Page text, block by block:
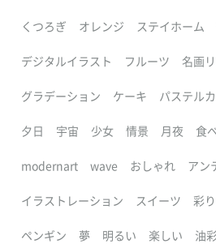
くつろぎ オレンジ ステイホーム
デジタルイラスト フルーツ 名画
グラデーション ケーキ パステル
夕日 宇宙 少女 情景 月夜 食
modernart wave おしゃれ アン
イラストレーション スイーツ 彩り
ペンギン 夢 明るい 楽しい 油